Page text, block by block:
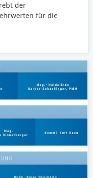
der
für die